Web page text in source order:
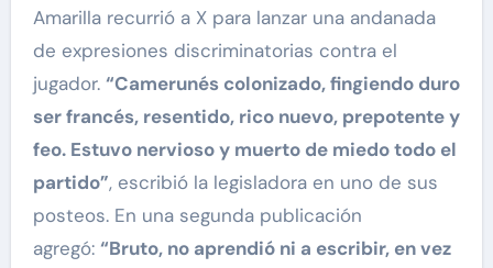
Amarilla recurrió a X para lanzar una andanada
de expresiones discriminatorias contra el
jugador. “Camerunés colonizado, fingiendo duro
ser francés, resentido, rico nuevo, prepotente y
feo. Estuvo nervioso y muerto de miedo todo el
partido”, escribió la legisladora en uno de sus
posteos. En una segunda publicación
agregó: “Bruto, no aprendió ni a escribir, en vez